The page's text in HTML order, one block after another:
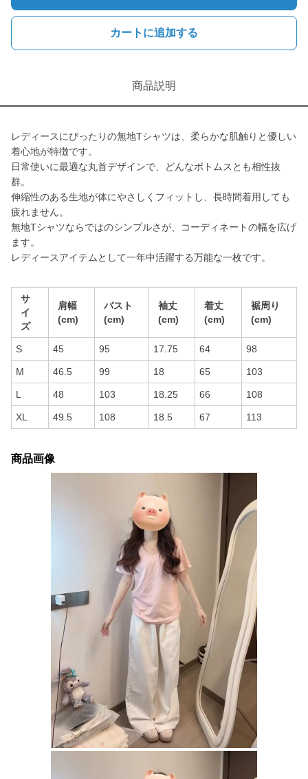
カートに追加する
商品説明
レディースにぴったりの無地Tシャツは、柔らかな肌触りと優しい
着心地が特徴です。
日常使いに最適な丸首デザインで、どんなボトムスとも相性抜
群。
伸縮性のある生地が体にやさしくフィットし、長時間着用しても
疲れません。
無地Tシャツならではのシンプルさが、コーディネートの幅を広げ
ます。
レディースアイテムとして一年中活躍する万能な一枚です。
サ
イ
ズ
肩幅
(cm)
バスト
(cm)
袖丈
(cm)
着丈
(cm)
裾周り
(cm)
S 45 95 17.75 64 98
M 46.5 99 18 65 103
L 48 103 18.25 66 108
XL 49.5 108 18.5 67 113
商品画像